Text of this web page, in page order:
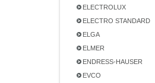
ELECTROLUX
ELECTRO STANDARD
ELGA
ELMER
ENDRESS-HAUSER
EVCO